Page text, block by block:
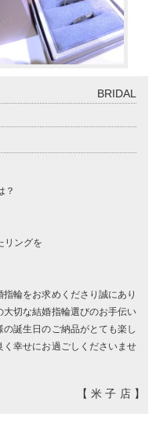
BRIDAL
？
リングを
輪をお求めくださり誠にあり
切な結婚指輪選びのお手伝い
誕生日のご納品がとても楽し
幸せにお過ごしくださいませ
【米子店】